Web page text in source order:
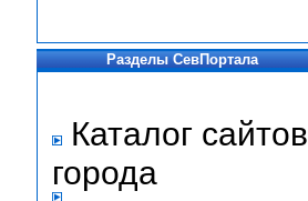
Разделы СевПортала
Каталог сайтов
города